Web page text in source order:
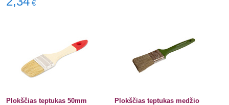
€
Plokščias teptukas 50mm
Plokščias teptukas medžio